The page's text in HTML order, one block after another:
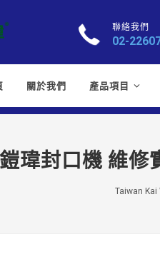
聯絡我們
02-
關於我們 產品項目
瑋封口機 維修
Taiwan Kai